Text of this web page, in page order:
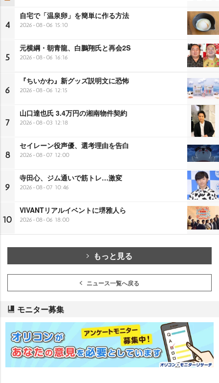
4
自宅で「温泉卵」を簡単に作る方法
2026-08-06 15:10
5
元横綱・朝青龍、白鵬翔氏と再会2S
2026-08-06 16:16
6
『ちいかわ』新グッズ説明文に恐怖
2026-08-06 12:15
7
山口達也氏 3.4万円の湘南物件契約
2026-08-03 12:18
8
セイレーン役声優、選考理由を告白
2026-08-07 12:00
9
寺田心、ジム通いで筋トレ…激変
2026-08-07 10:46
10
VIVANTリアルイベントに堺雅人ら
2026-08-06 18:00
もっと見る
ニュース一覧へ戻る
モニター募集